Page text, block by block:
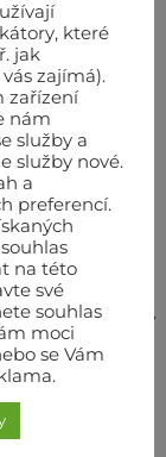
vysoušeč
ALE 600 N
které
jak
zajímá).
zařízení
nám
služby a
služby nové.
a
preferencí.
na této
své
souhlas
moci
se Vám